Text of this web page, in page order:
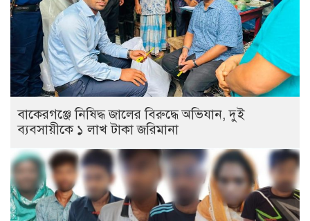
বাকেরগঞ্জে নিষিদ্ধ জালের বিরুদ্ধে অভিযান, দুই
ব্যবসায়ীকে ১ লাখ টাকা জরিমানা